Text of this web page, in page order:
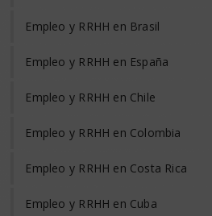
Empleo y RRHH en Brasil
Empleo y RRHH en España
Empleo y RRHH en Chile
Empleo y RRHH en Colombia
Empleo y RRHH en Costa Rica
Empleo y RRHH en Cuba